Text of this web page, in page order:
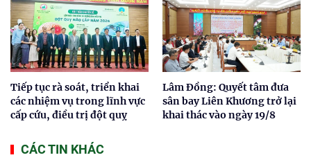
Tiếp tục rà soát, triển khai
các nhiệm vụ trong lĩnh vực
cấp cứu, điều trị đột quỵ
Lâm Đồng: Quyết tâm đưa
sân bay Liên Khương trở lại
khai thác vào ngày 19/8
CÁC TIN KHÁC